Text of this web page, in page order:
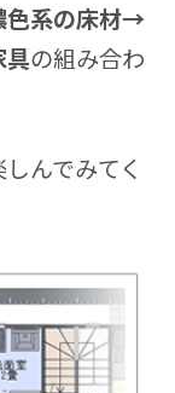
色系の床材→
具の組み合わ
んでみてく